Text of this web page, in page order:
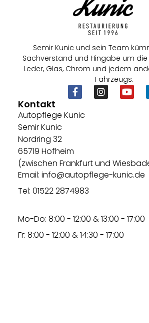
Semir Kunic und sein Team
Sachverstand und Hingabe um die
Leder, Glas, Chrom und jedem
Fahrzeugs.
Kontakt
Autopflege Kunic
Semir Kunic
Nordring 32
65719 Hofheim
(zwischen Frankfurt und
Email: info@autopflege-kunic.de
Tel: 01522 2874983
Mo-Do: 8:00 - 12:00 & 13:00 - 17:00
Fr: 8:00 - 12:00 & 14:30 - 17:00